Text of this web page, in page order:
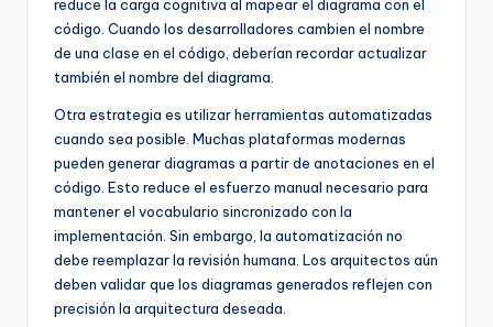
reduce la carga cognitiva al mapear el diagrama con el
código. Cuando los desarrolladores cambien el nombre
de una clase en el código, deberían recordar actualizar
también el nombre del diagrama.
Otra estrategia es utilizar herramientas automatizadas
cuando sea posible. Muchas plataformas modernas
pueden generar diagramas a partir de anotaciones en el
código. Esto reduce el esfuerzo manual necesario para
mantener el vocabulario sincronizado con la
implementación. Sin embargo, la automatización no
debe reemplazar la revisión humana. Los arquitectos aún
deben validar que los diagramas generados reflejen con
precisión la arquitectura deseada.